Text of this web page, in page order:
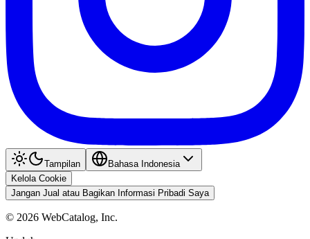
Tampilan
Bahasa Indonesia
Kelola Cookie
Jangan Jual atau Bagikan Informasi Pribadi Saya
© 2026 WebCatalog, Inc.